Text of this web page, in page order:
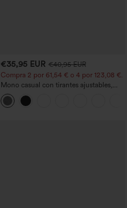
€35,95 EUR €40,95 EUR
Compra 2 por 61,54 € o 4 por 123,08 €.
Mono casual con tirantes ajustables,
fruncidos, pierna ancha, tejido jaspeado
y bolsillos - Easy Peezy